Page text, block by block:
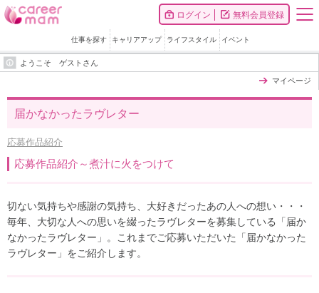
ログイン 無料会員登録
仕事を探す キャリアアップ ライフスタイル イベント
ようこそ ゲストさん
マイページ
届かなかったラヴレター
応募作品紹介
応募作品紹介～煮汁に火をつけて
切ない気持ちや感謝の気持ち、大好きだったあの人への想い・・・
毎年、大切な人への思いを綴ったラヴレターを募集している「届か
なかったラヴレター」。これまでご応募いただいた「届かなかった
ラヴレター」をご紹介します。